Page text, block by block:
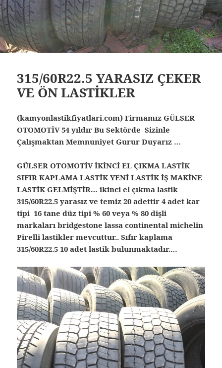
315/60R22.5 YARASIZ ÇEKER
VE ÖN LASTİKLER
(kamyonlastikfiyatlari.com) Firmamız GÜLSER
OTOMOTİV 54 yıldır Bu Sektörde Sizinle
Çalışmaktan Memnuniyet Gurur Duyarız …
GÜLSER OTOMOTİV İKİNCİ EL ÇIKMA LASTİK
SIFIR KAPLAMA LASTİK YENİ LASTİK İŞ MAKİNE
LASTİK GELMİŞTİR… ikinci el çıkma lastik
315/60R22.5 yarasız ve temiz 20 adettir 4 adet kar
tipi 16 tane düz tipi % 60 veya % 80 dişli
markaları bridgestone lassa continental michelin
Pirelli lastikler mevcuttur.. Sıfır kaplama
315/60R22.5 10 adet lastik bulunmaktadır.…